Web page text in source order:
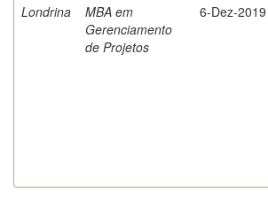
Londrina
MBA em
Gerenciamento
de Projetos
6-Dez-2019